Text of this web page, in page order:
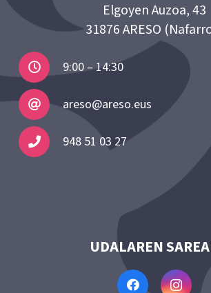
Elgoyen Auzoa, 43
31876 ARESO
9:00 – 14:30
areso@areso.eus
948 51 03 27
UDALAREN